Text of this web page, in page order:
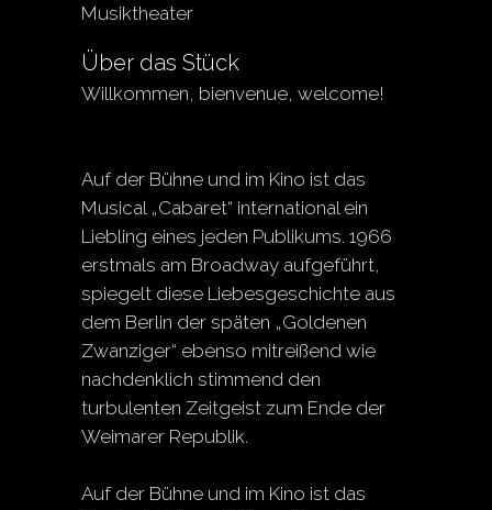
Musiktheater
Über das Stück
Willkommen, bienvenue, welcome!
Auf der Bühne und im Kino ist das
Musical „Cabaret“ international ein
Liebling eines jeden Publikums. 1966
erstmals am Broadway aufgeführt,
spiegelt diese Liebesgeschichte aus
dem Berlin der späten „Goldenen
Zwanziger“ ebenso mitreißend wie
nachdenklich stimmend den
turbulenten Zeitgeist zum Ende der
Weimarer Republik.
Auf der Bühne und im Kino ist das